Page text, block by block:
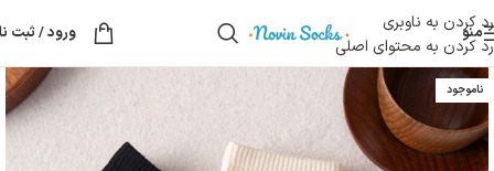
رد کردن به ناوبری
رد کردن به محتوای اصلی
منو ورود / ثبت
ناموجود